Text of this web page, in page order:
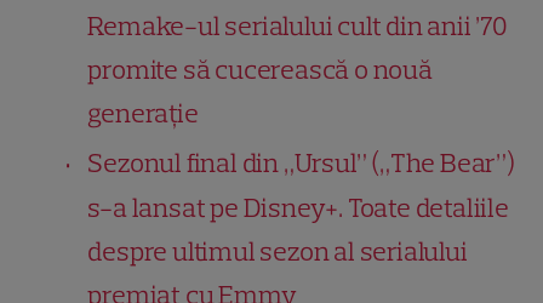
Remake-ul serialului cult din anii ’70
promite să cucerească o nouă
generație
Sezonul final din „Ursul” („The Bear”)
s-a lansat pe Disney+. Toate detaliile
despre ultimul sezon al serialului
premiat cu Emmy